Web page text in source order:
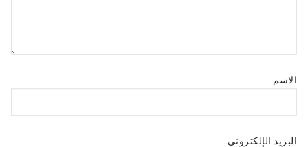
الاسم
البريد الإلكتروني